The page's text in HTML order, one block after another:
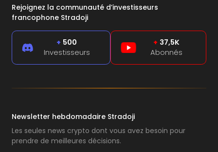
Rejoignez la communauté d’investisseurs
francophone Stradoji
+ 500
Investisseurs
+ 37,5K
Abonnés
Newsletter hebdomadaire Stradoji
Les seules news crypto dont vous avez besoin pour
prendre de meilleures décisions.